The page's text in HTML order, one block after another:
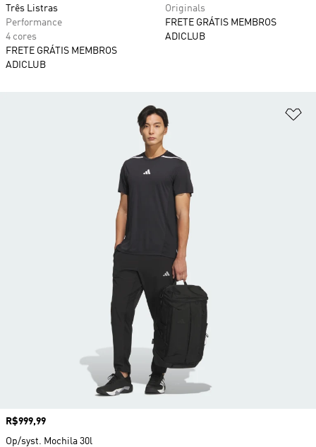
Três Listras
Performance
4 cores
FRETE GRÁTIS MEMBROS
ADICLUB
Originals
FRETE GRÁTIS MEMBROS
ADICLUB
Preço
R$999,99
Op/syst. Mochila 30l